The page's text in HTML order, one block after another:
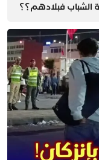
الشباب فبلادهم؟؟